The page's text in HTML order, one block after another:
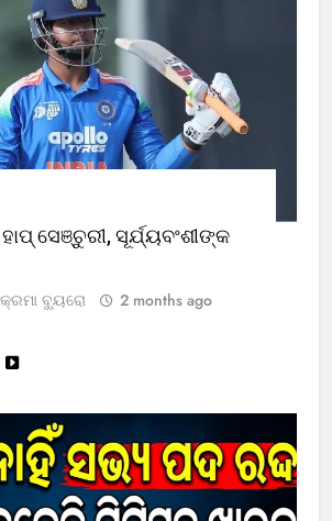
ସେଞ୍ଚୁରୀ, ସୂର୍ଯ୍ୟବଂଶୀଙ୍କ
ବ୍ୟୁରୋ
2 months ago